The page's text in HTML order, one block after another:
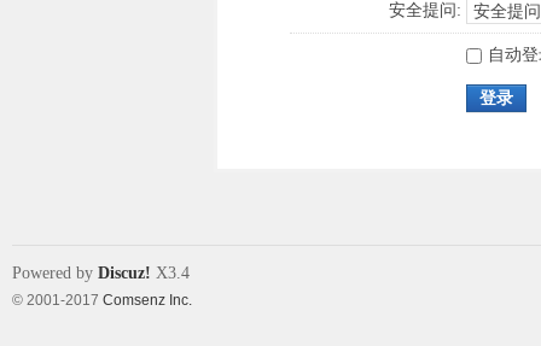
安全提问:
自动
登录
Powered by Discuz! X3.4
© 2001-2017 Comsenz Inc.